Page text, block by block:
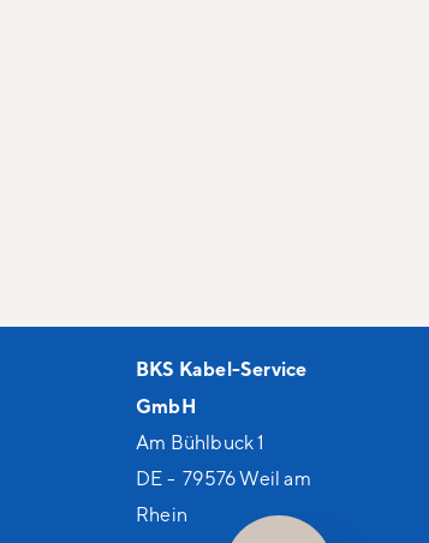
BKS Kabel-Service
GmbH
Am Bühlbuck 1
DE - 79576 Weil am
Rhein